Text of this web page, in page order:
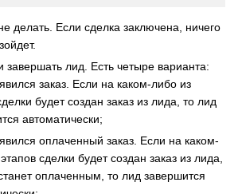
делать. Если сделка заключена, ничего
завершать лид. Есть четыре варианта:
заказ. Если на каком-либо из
будет создан заказ из лида, то лид
автоматически;
оплаченный заказ. Если на каком-
сделки будет создан заказ из лида,
оплаченным, то лид завершится